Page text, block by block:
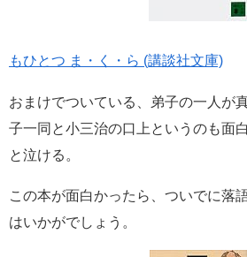
もひとつ ま・く・ら (講談社文庫)
おまけでついている、弟子の一人が
子一同と小三治の口上というのも面
と泣ける。
この本が面白かったら、ついでに落
はいかがでしょう。